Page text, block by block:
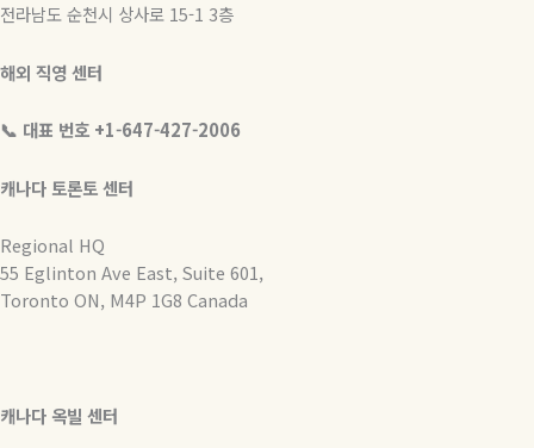
전라남도 순천시 상사로 15-1 3층
해외 직영 센터
📞 대표 번호 +1-647-427-2006
캐나다 토론토 센터
Regional HQ
55 Eglinton Ave East, Suite 601,
Toronto ON, M4P 1G8 Canada
캐나다 옥빌 센터